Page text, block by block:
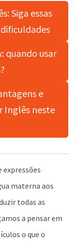
Siga essas
quando usar
e
Inglês neste
expressões
materna aos
todas as
a pensar em
o que o